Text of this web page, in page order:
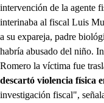
intervención de la agente
interinaba al fiscal Luis
a su expareja, padre
habría abusado del niño.
Romero la víctima fue
descartó violencia física
investigación fiscal",